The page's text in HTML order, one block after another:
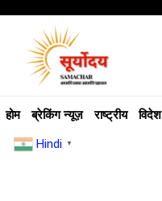
होम ब्रेकिंग न्यूज़ राष्ट्रीय विदेश
Hindi ▼